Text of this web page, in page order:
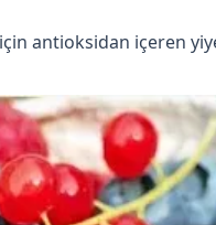
antioksidan içeren